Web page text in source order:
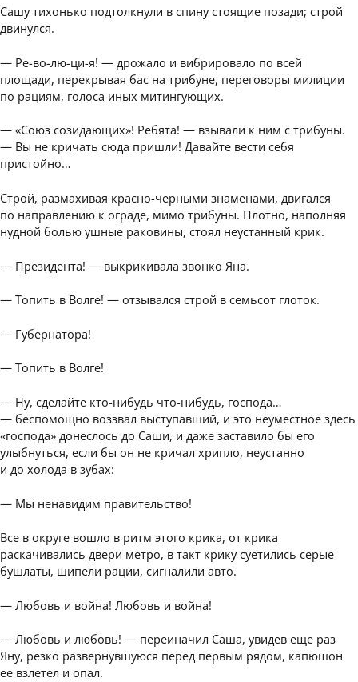
Сашу тихонько подтолкнули в спину стоящие позади; строй
двинулся.
— Ре-во-лю-ци-я! — дрожало и вибрировало по всей
площади, перекрывая бас на трибуне, переговоры милиции
по рациям, голоса иных митингующих.
— «Союз созидающих»! Ребята! — взывали к ним с трибуны.
— Вы не кричать сюда пришли! Давайте вести себя
пристойно…
Строй, размахивая красно-черными знаменами, двигался
по направлению к ограде, мимо трибуны. Плотно, наполняя
нудной болью ушные раковины, стоял неустанный крик.
— Президента! — выкрикивала звонко Яна.
— Топить в Волге! — отзывался строй в семьсот глоток.
— Губернатора!
— Топить в Волге!
— Ну, сделайте кто-нибудь что-нибудь, господа…
— беспомощно воззвал выступавший, и это неуместное здесь
«господа» донеслось до Саши, и даже заставило бы его
улыбнуться, если бы он не кричал хрипло, неустанно
и до холода в зубах:
— Мы ненавидим правительство!
Все в округе вошло в ритм этого крика, от крика
раскачивались двери метро, в такт крику суетились серые
бушлаты, шипели рации, сигналили авто.
— Любовь и война! Любовь и война!
— Любовь и любовь! — переиначил Саша, увидев еще раз
Яну, резко развернувшуюся перед первым рядом, капюшон
ее взлетел и опал.